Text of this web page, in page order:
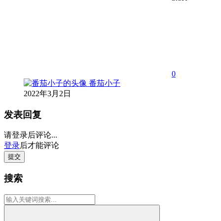
0
番茄小子
2022年3月2日
发表回复
请登录后评论...
登录后才能评论
提交
搜索